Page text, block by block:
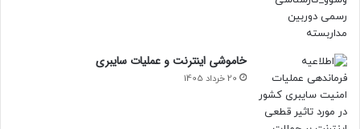
خاموشی اینترنت و عملیات سایبری
20 خرداد 1405